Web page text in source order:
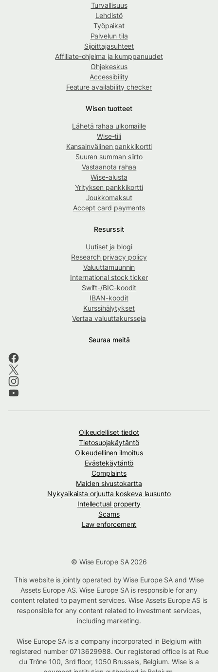
Turvallisuus
Lehdistö
Työpaikat
Palvelun tila
Sijoittajasuhteet
Affiliate-ohjelma ja kumppanuudet
Ohjekeskus
Accessibility
Feature availability checker
Wisen tuotteet
Lähetä rahaa ulkomaille
Wise-tili
Kansainvälinen pankkikortti
Suuren summan siirto
Vastaanota rahaa
Wise-alusta
Yrityksen pankkikortti
Joukkomaksut
Accept card payments
Resurssit
Uutiset ja blogi
Research privacy policy
Valuuttamuunnin
International stock ticker
Swift-/BIC-koodit
IBAN-koodit
Kurssihälytykset
Vertaa valuuttakursseja
Seuraa meitä
Oikeudelliset tiedot
Tietosuojakäytäntö
Oikeudellinen ilmoitus
Evästekäytäntö
Complaints
Maiden sivustokartta
Nykyaikaista orjuutta koskeva lausunto
Intellectual property
Scams
Law enforcement
© Wise Europe SA 2026
This website is jointly operated by Wise Europe SA and Wise
Assets Europe AS. Wise Europe SA is responsible for any
content related to payment services. Wise Assets Europe AS is
responsible for any content related to investment services,
including marketing.
Wise Europe SA is a company incorporated in Belgium with
registered number 0713629988. Our registered office is at Rue
du Trône 100, 3rd floor, 1050 Brussels, Belgium. Wise is a